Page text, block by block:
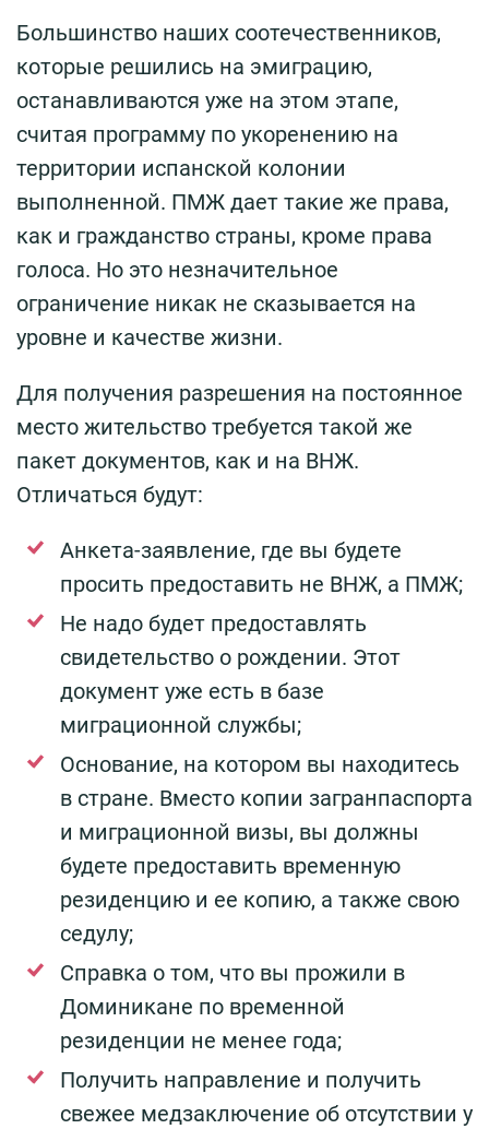
Большинство наших соотечественников,
которые решились на эмиграцию,
останавливаются уже на этом этапе,
считая программу по укоренению на
территории испанской колонии
выполненной. ПМЖ дает такие же права,
как и гражданство страны, кроме права
голоса. Но это незначительное
ограничение никак не сказывается на
уровне и качестве жизни.
Для получения разрешения на постоянное
место жительство требуется такой же
пакет документов, как и на ВНЖ.
Отличаться будут:
Анкета-заявление, где вы будете
просить предоставить не ВНЖ, а ПМЖ;
Не надо будет предоставлять
свидетельство о рождении. Этот
документ уже есть в базе
миграционной службы;
Основание, на котором вы находитесь
в стране. Вместо копии загранпаспорта
и миграционной визы, вы должны
будете предоставить временную
резиденцию и ее копию, а также свою
седулу;
Справка о том, что вы прожили в
Доминикане по временной
резиденции не менее года;
Получить направление и получить
свежее медзаключение об отсутствии у